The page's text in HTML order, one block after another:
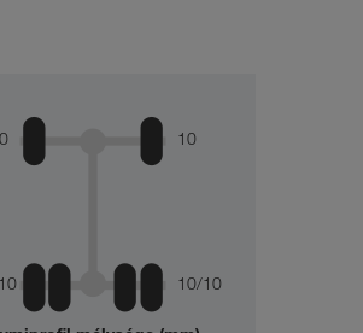
10
10/10